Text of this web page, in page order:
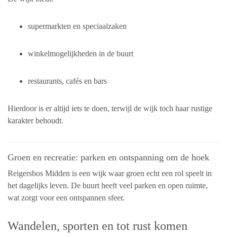
supermarkten en speciaalzaken
winkelmogelijkheden in de buurt
restaurants, cafés en bars
Hierdoor is er altijd iets te doen, terwijl de wijk toch haar rustige
karakter behoudt.
Groen en recreatie: parken en ontspanning om de hoek
Reigersbos Midden is een wijk waar groen echt een rol speelt in
het dagelijks leven. De buurt heeft veel parken en open ruimte,
wat zorgt voor een ontspannen sfeer.
Wandelen, sporten en tot rust komen